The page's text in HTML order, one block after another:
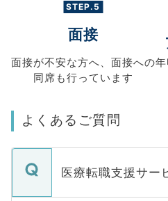
STEP.5
面接
面接が不安な方へ、 面接への
同席も行っています
よくあるご質問
医療転職支援サー